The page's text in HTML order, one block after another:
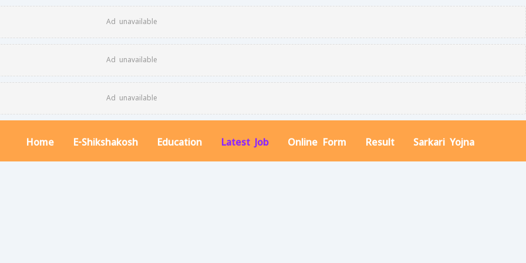
Ad unavailable
Ad unavailable
Ad unavailable
Home E-Shikshakosh Education Latest Job Online Form Result Sarkari Yojna